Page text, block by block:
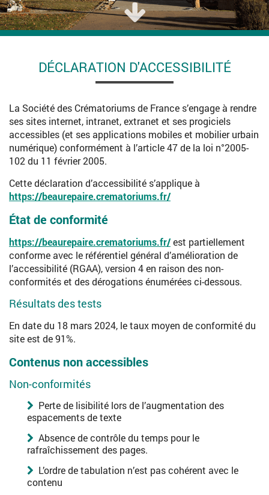
DÉCLARATION D'ACCESSIBILITÉ
La Société des Crématoriums de France s’engage à rendre
ses sites internet, intranet, extranet et ses progiciels
accessibles (et ses applications mobiles et mobilier urbain
numérique) conformément à l’article 47 de la loi n°2005-
102 du 11 février 2005.
Cette déclaration d’accessibilité s’applique à
https://beaurepaire.crematoriums.fr/
État de conformité
https://beaurepaire.crematoriums.fr/est partiellement
conforme avec le référentiel général d’amélioration de
l’accessibilité (RGAA), version 4 en raison des non-
conformités et des dérogations énumérées ci-dessous.
Résultats des tests
En date du 18 mars 2024, le taux moyen de conformité du
site est de 91%.
Contenus non accessibles
Non-conformités
Perte de lisibilité lors de l’augmentation des
espacements de texte
Absence de contrôle du temps pour le
rafraîchissement des pages.
L’ordre de tabulation n’est pas cohérent avec le
contenu